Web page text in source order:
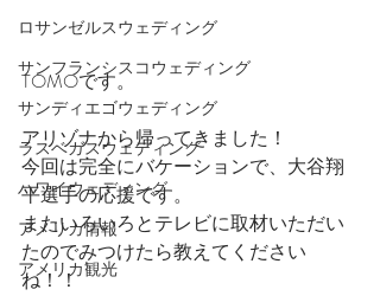
ロサンゼルスウェディング
サンフランシスコウェディング
サンディエゴウェディング
ラスベガスウェディング
ハワイウェディング
アメリカ情報
アメリカ観光
TOMOです。
アリゾナから帰ってきました！
今回は完全にバケーションで、大谷翔
平選手の応援です。
またいろいろとテレビに取材いただい
たのでみつけたら教えてください
ね！！